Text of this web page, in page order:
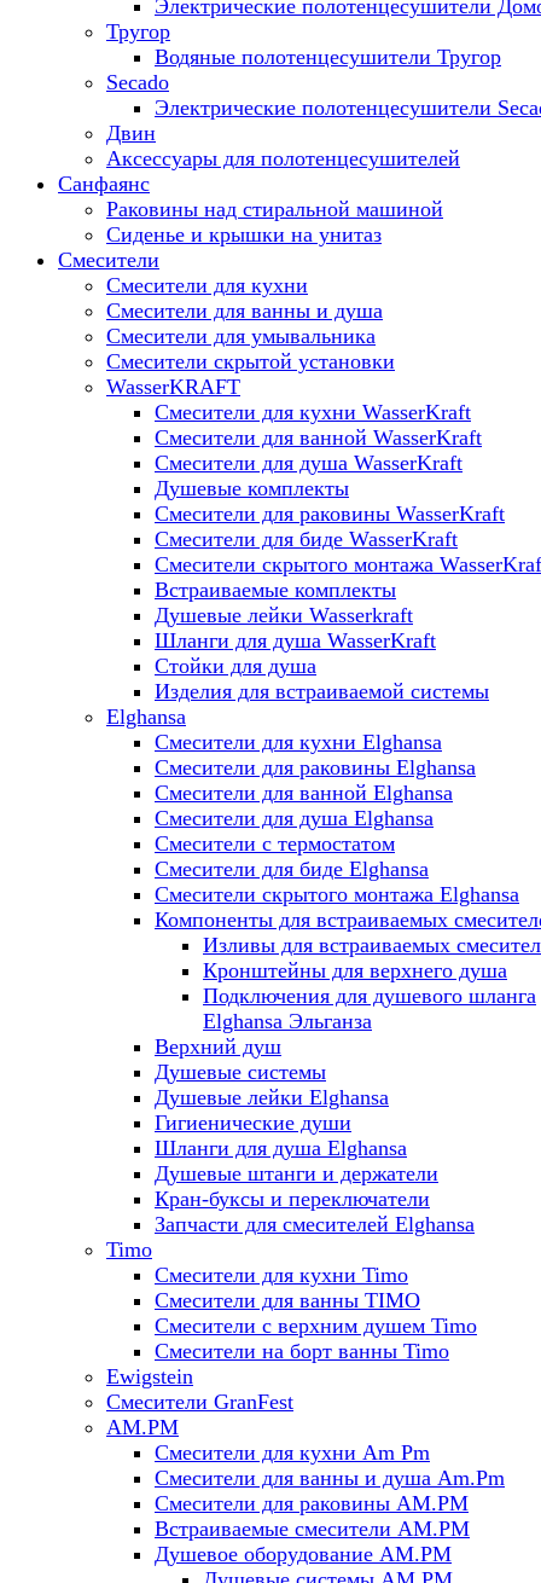
Электрические полотенцесушители
Тругор
Водяные полотенцесушители Тругор
Secado
Электрические полотенцесушители
Двин
Аксессуары для полотенцесушителей
Санфаянс
Раковины над стиральной машиной
Сиденье и крышки на унитаз
Смесители
Смесители для кухни
Смесители для ванны и душа
Смесители для умывальника
Смесители скрытой установки
WasserKRAFT
Смесители для кухни WasserKraft
Смесители для ванной WasserKraft
Смесители для душа WasserKraft
Душевые комплекты
Смесители для раковины WasserKraft
Смесители для биде WasserKraft
Смесители скрытого монтажа
Встраиваемые комплекты
Душевые лейки Wasserkraft
Шланги для душа WasserKraft
Стойки для душа
Изделия для встраиваемой системы
Elghansa
Смесители для кухни Elghansa
Смесители для раковины Elghansa
Смесители для ванной Elghansa
Смесители для душа Elghansa
Смесители с термостатом
Смесители для биде Elghansa
Смесители скрытого монтажа Elghansa
Компоненты для встраиваемых
Изливы для встраиваемых
Кронштейны для верхнего душа
Подключения для душевого шланга
Elghansa Эльганза
Верхний душ
Душевые системы
Душевые лейки Elghansa
Гигиенические души
Шланги для душа Elghansa
Душевые штанги и держатели
Кран-буксы и переключатели
Запчасти для смесителей Elghansa
Timo
Смесители для кухни Timo
Смесители для ванны TIMO
Смесители с верхним душем Timo
Смесители на борт ванны Timo
Ewigstein
Смесители GranFest
AM.PM
Смесители для кухни Am Pm
Смесители для ванны и душа Am.Pm
Смесители для раковины AM.PM
Встраиваемые смесители AM.PM
Душевое оборудование AM.PM